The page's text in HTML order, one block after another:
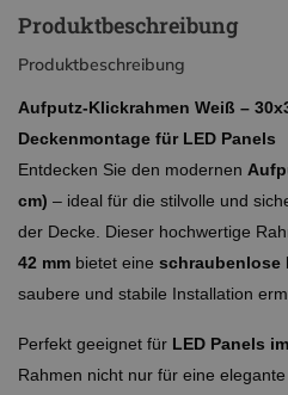
Produktbeschreibung
Produktbeschreibung
Aufputz-Klickrahmen Weiß –
Deckenmontage für LED Panels
Entdecken Sie den modernen
cm) – ideal für die stilvolle und
der Decke. Dieser hochwertige
42 mm bietet eine schraubenlose
saubere und stabile Installation
Perfekt geeignet für LED Panels
Rahmen nicht nur für eine